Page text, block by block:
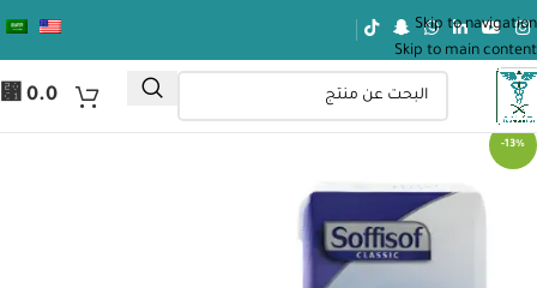
Skip to navigation
Skip to main content
⃁ 0.0
-13%